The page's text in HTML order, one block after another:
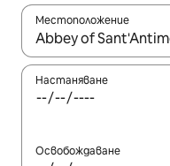
Местоположение
Когато резултатите
Настаняване
Освобождаване